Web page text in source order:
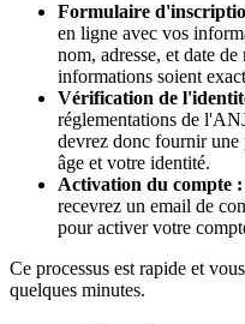
Formulaire
en ligne avec vos
nom, adresse, et date
informations soient
Vérification de
réglementations de
devrez donc fournir
âge et votre identité.
Activation du compte :
recevrez un email de
pour activer votre
Ce processus est rapide et
quelques minutes.